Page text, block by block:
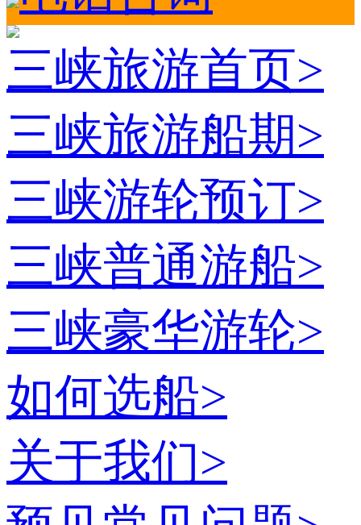
三峡旅游首页>
三峡旅游船期>
三峡游轮预订>
三峡普通游船>
三峡豪华游轮>
如何选船>
关于我们>